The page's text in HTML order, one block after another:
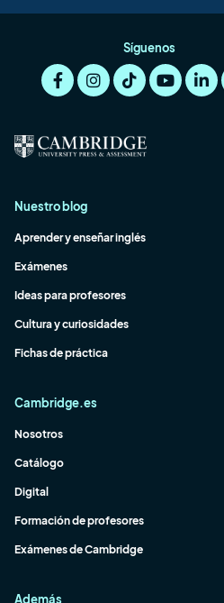
Síguenos
Nuestro blog
Aprender y enseñar inglés
Exámenes
Ideas para profesores
Cultura y curiosidades
Fichas de práctica
Cambridge.es
Nosotros
Catálogo
Digital
Formación de profesores
Exámenes de Cambridge
Además